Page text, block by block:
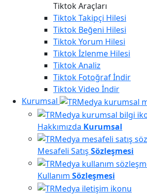
Tiktok Araçları
TiktokTakipçi Hilesi
Tiktok Beğeni Hilesi
TiktokYorum Hilesi
Tiktokİzlenme Hilesi
TiktokAnaliz
Tiktok Fotoğraf İndir
TiktokVideo İndir
Kurumsal
Hakkımızda Kurumsal
Mesafeli Satış Sözleşmesi
Kullanım Sözleşmesi